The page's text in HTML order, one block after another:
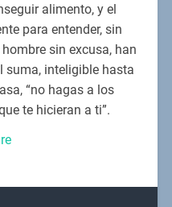
alimento, y el
para entender, sin
sin excusa, han
suma, inteligible hasta
“no hagas a los
te hicieran a ti”.